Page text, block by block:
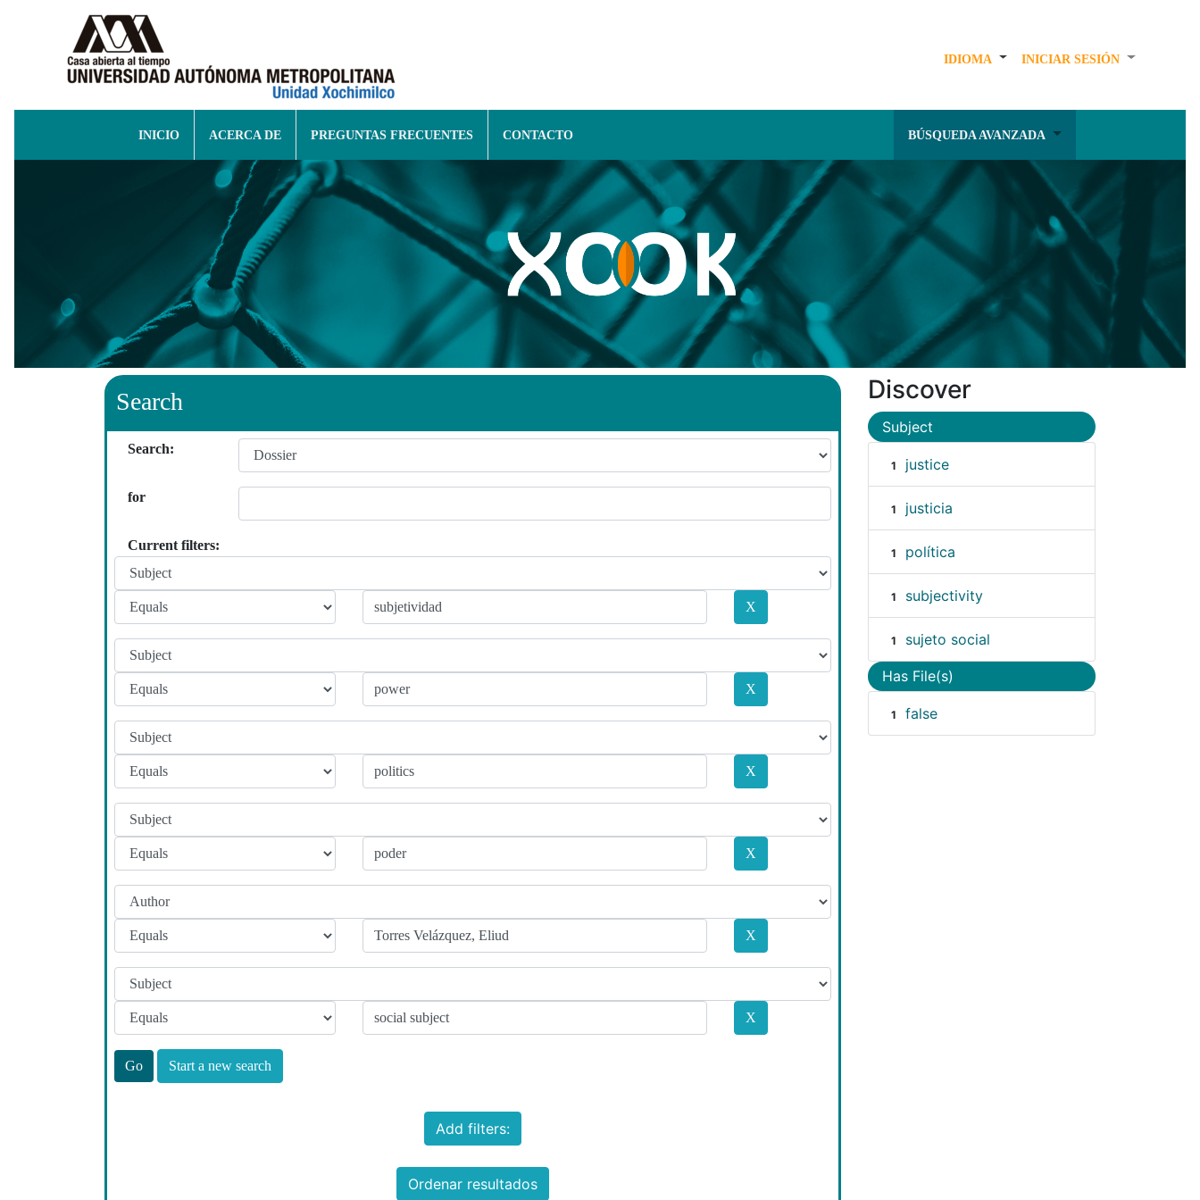
IDIOMA INICIAR SESIÓN
INICIO ACERCA DE PREGUNTAS FRECUENTES CONTACTO BÚSQUEDA AVANZADA
Search
Search:
for
Current filters:
Start a new search
Add filters:
Ordenar resultados
Discover
Subject
1 justice
1 justicia
1 política
1 subjectivity
1 sujeto social
Has File(s)
1 false